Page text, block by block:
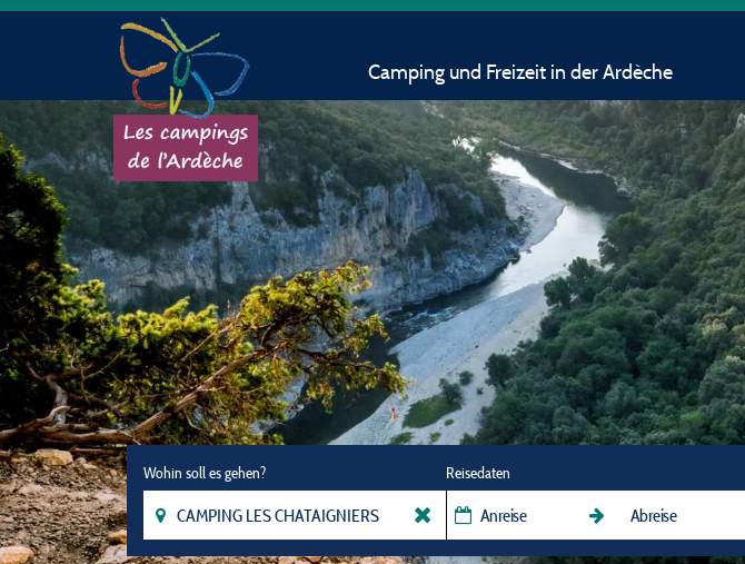
Camping und Freizeit in der Ardèche
Wohin soll es gehen? Reisedaten